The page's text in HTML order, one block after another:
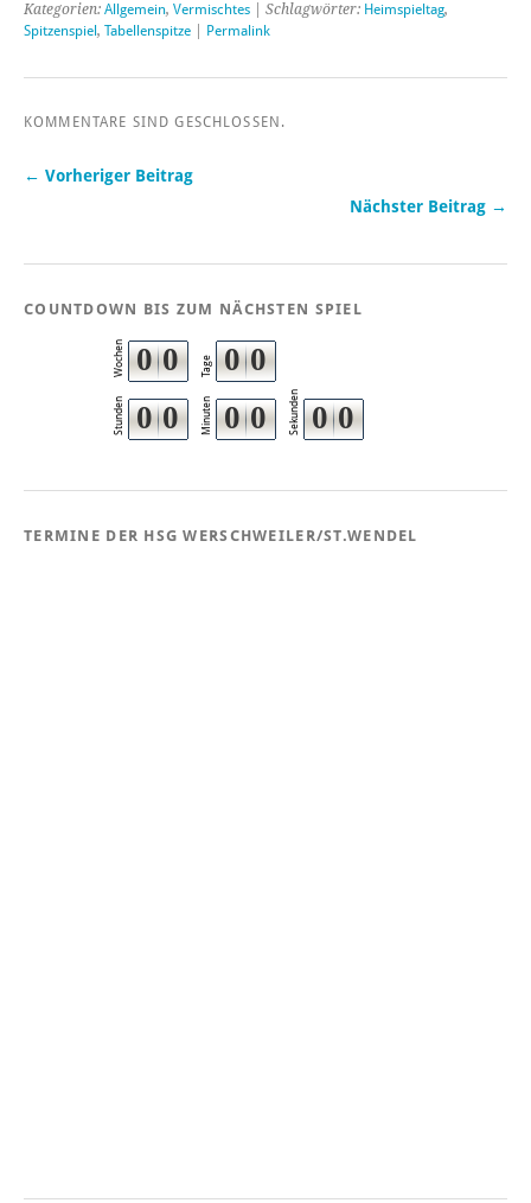
Kategorien: Allgemein, Vermischtes | Schlagwörter: Heimspieltag,
Spitzenspiel , Tabellenspitze Permalink
KOMMENTARE SIND GESCHLOSSEN.
← Vorheriger Beitrag
Nächster Beitrag →
COUNTDOWN BIS ZUM NÄCHSTEN SPIEL
Wochen 0 0 Tage 0 0
Stunden 0 0 Minuten 0 0 Sekunden 0 0
TERMINE DER HSG WERSCHWEILER/ST.WENDEL